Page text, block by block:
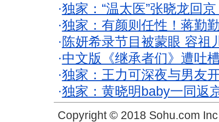
·独家：“温太医”张晓龙回
·独家：有颜则任性！蒋勤
· 陈妍希录节目被蒙眼 容祖
·中文版《继承者们》遭吐
·独家：王力可深夜与男友
·独家：黄晓明baby一同返
Copyright © 2018 Sohu.com